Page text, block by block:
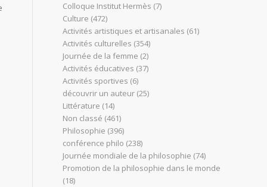
Colloque Institut Hermès (7)
Culture (472)
Activités artistiques et artisanales (61)
Activités culturelles (354)
Journée de la femme (2)
Activités éducatives (37)
Activités sportives (6)
découvrir un auteur (25)
Littérature (14)
Non classé (461)
Philosophie (396)
conférence philo (238)
Journée mondiale de la philosophie (74)
Promotion de la philosophie dans le monde
(18)